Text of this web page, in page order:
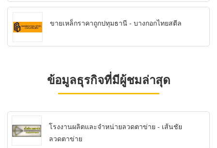
ขายเหล็กราคาถูกปทุมธานี - บางกอกไทยสตีล
ข้อมูลธุรกิจที่มีผู้ชมล่าสุด
โรงงานผลิตและจำหน่ายลวดตาข่าย - เส้นชัย
ลวดตาข่าย